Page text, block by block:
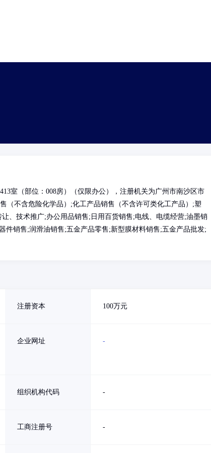
室（部位：008房）（仅限办公），注册机关为广州市南沙区市
（不含危险化学品）;化工产品销售（不含许可类化工产品）;塑
、技术推广;办公用品销售;日用百货销售;电线、电缆经营;油墨销
销售;润滑油销售;五金产品零售;新型膜材料销售;五金产品批发;
注册资本 100万元
企业网址 -
组织机构代码 -
工商注册号 -